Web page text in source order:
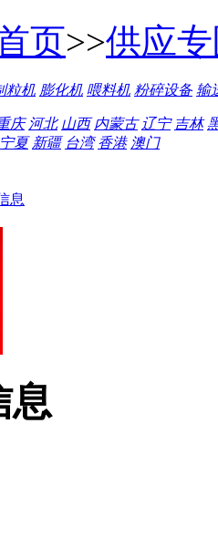
页>>供应
粒机 膨化机 喂料机 粉碎设备 输
庆 河北 山西 内蒙古 辽宁 吉林
宁夏 新疆 台湾 香港 澳门
息
息